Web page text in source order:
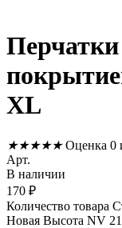
XL
★★★★★ Оценка 0
Арт.
В наличии
170 ₽
Количество товара
Новая Высота NV